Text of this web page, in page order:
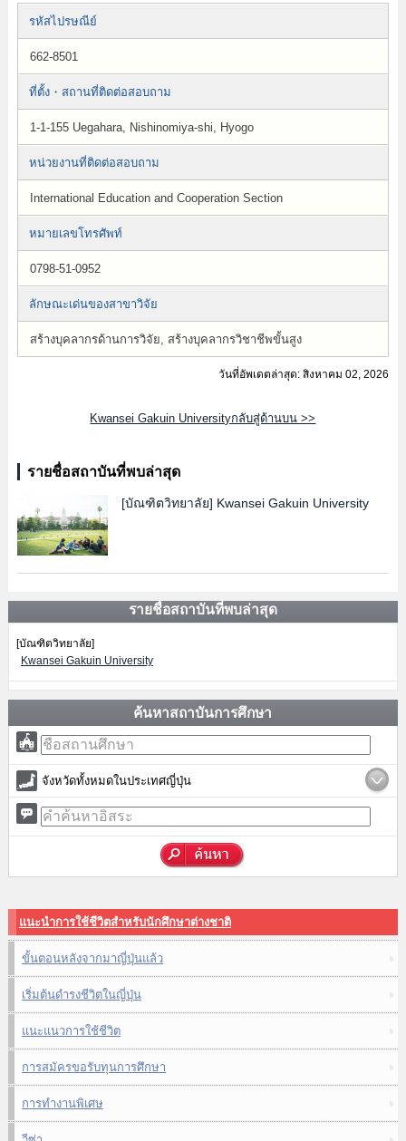
รหัสไปรษณีย์
662-8501
ที่ตั้ง・สถานที่ติดต่อสอบถาม
1-1-155 Uegahara, Nishinomiya-shi, Hyogo
หน่วยงานที่ติดต่อสอบถาม
International Education and Cooperation Section
หมายเลขโทรศัพท์
0798-51-0952
ลักษณะเด่นของสาขาวิจัย
สร้างบุคลากรด้านการวิจัย, สร้างบุคลากรวิชาชีพขั้นสูง
วันที่อัพเดตล่าสุด: สิงหาคม 02, 2026
Kwansei Gakuin Universityกลับสู่ด้านบน >>
รายชื่อสถาบันที่พบล่าสุด
[บัณฑิตวิทยาลัย] Kwansei Gakuin University
รายชื่อสถาบันที่พบล่าสุด
[บัณฑิตวิทยาลัย]
Kwansei Gakuin University
ค้นหาสถาบันการศึกษา
จังหวัดทั้งหมดในประเทศญี่ปุ่น
แนะนำการใช้ชีวิตสำหรับนักศึกษาต่างชาติ
ขั้นตอนหลังจากมาญี่ปุ่นแล้ว
เริ่มต้นดำรงชีวิตในญี่ปุ่น
แนะแนวการใช้ชีวิต
การสมัครขอรับทุนการศึกษา
การทำงานพิเศษ